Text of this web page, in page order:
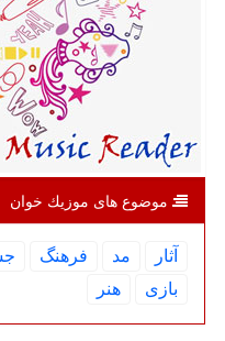
موضوع های موزیك خوان
آثار مد فرهنگ
بازی
هنر